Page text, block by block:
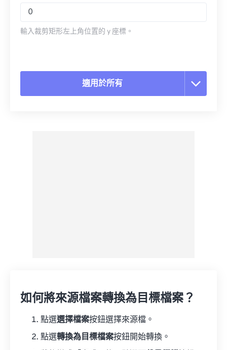
輸入裁剪矩形左上角位置的 y 座標。
適用於所有
如何將來源檔案轉換為目標檔案？
點選選擇檔案按鈕選擇來源檔。
點選轉換為目標檔案按鈕開始轉換。